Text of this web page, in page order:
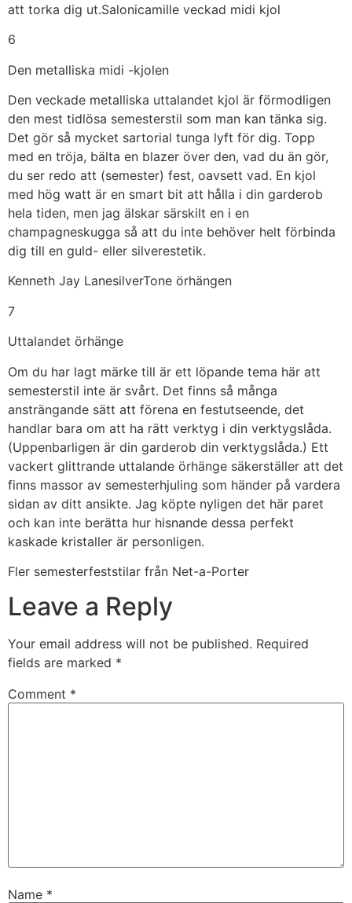
att torka dig ut.Salonicamille veckad midi kjol
6
Den metalliska midi -kjolen
Den veckade metalliska uttalandet kjol är förmodligen
den mest tidlösa semesterstil som man kan tänka sig.
Det gör så mycket sartorial tunga lyft för dig. Topp
med en tröja, bälta en blazer över den, vad du än gör,
du ser redo att (semester) fest, oavsett vad. En kjol
med hög watt är en smart bit att hålla i din garderob
hela tiden, men jag älskar särskilt en i en
champagneskugga så att du inte behöver helt förbinda
dig till en guld- eller silverestetik.
Kenneth Jay LanesilverTone örhängen
7
Uttalandet örhänge
Om du har lagt märke till är ett löpande tema här att
semesterstil inte är svårt. Det finns så många
ansträngande sätt att förena en festutseende, det
handlar bara om att ha rätt verktyg i din verktygslåda.
(Uppenbarligen är din garderob din verktygslåda.) Ett
vackert glittrande uttalande örhänge säkerställer att det
finns massor av semesterhjuling som händer på vardera
sidan av ditt ansikte. Jag köpte nyligen det här paret
och kan inte berätta hur hisnande dessa perfekt
kaskade kristaller är personligen.
Fler semesterfeststilar från Net-a-Porter
Leave a Reply
Your email address will not be published. Required
fields are marked *
Comment *
Name *